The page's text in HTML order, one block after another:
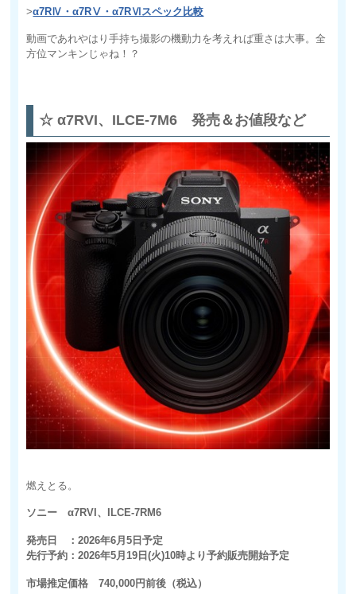
>α7RⅣ・α7RⅤ・α7RⅥスペック比較
動画であれやはり手持ち撮影の機動力を考えれば重さは大事。全
方位マンキンじゃね！？
☆ α7RVI、ILCE-7M6 発売＆お値段など
燃えとる。
ソニー α7RVI、ILCE-7RM6
発売日 ：2026年6月5日予定
先行予約：2026年5月19日(火)10時より予約販売開始予定
市場推定価格 740,000円前後（税込）